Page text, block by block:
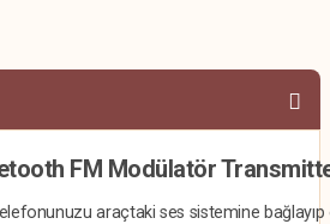
FM Modülatör
araçtaki ses sistemine